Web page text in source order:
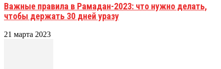
Важные правила в Рамадан-2023: что нужно делать,
чтобы держать 30 дней уразу
21 марта 2023